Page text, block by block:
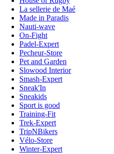
La sellerie de Maé
Made in Paradis
Nauti-wave
On-Fight
Padel-Expert
Pecheur-Store
Pet and Garden
Slowood Interior
Smash-Expert
Sneak'In
Sneakids
Sport is good
Training-Fit
Trek-Expert
TripNBikers
Vélo-Store
Winter-Expert